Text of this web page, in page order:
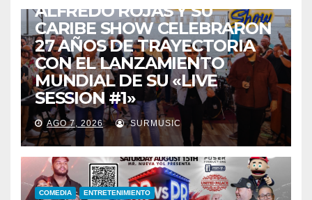
ALFREDO ROJAS Y SU
CARIBE SHOW CELEBRARON
27 AÑOS DE TRAYECTORIA
CON EL LANZAMIENTO
MUNDIAL DE SU «LIVE
SESSION #1»
AGO 7, 2026 SURMUSIC
COMEDIA ENTRETENIMIENTO